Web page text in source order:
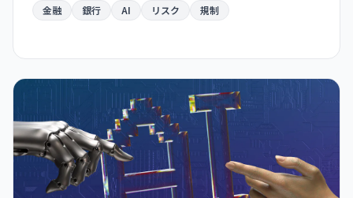
金融システムのリスク要因になり得ると指摘し
金融 銀行 AI リスク 規制